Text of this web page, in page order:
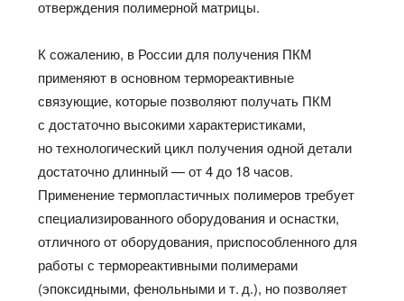
отверждения полимерной матрицы.
К сожалению, в России для получения ПКМ
применяют в основном термореактивные
связующие, которые позволяют получать ПКМ
с достаточно высокими характеристиками,
но технологический цикл получения одной детали
достаточно длинный — от 4 до 18 часов.
Применение термопластичных полимеров требует
специализированного оборудования и оснастки,
отличного от оборудования, приспособленного для
работы с термореактивными полимерами
(эпоксидными, фенольными и т. д.), но позволяет